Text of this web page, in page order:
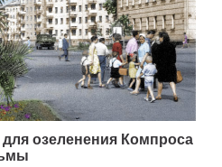
озеленения Компроса